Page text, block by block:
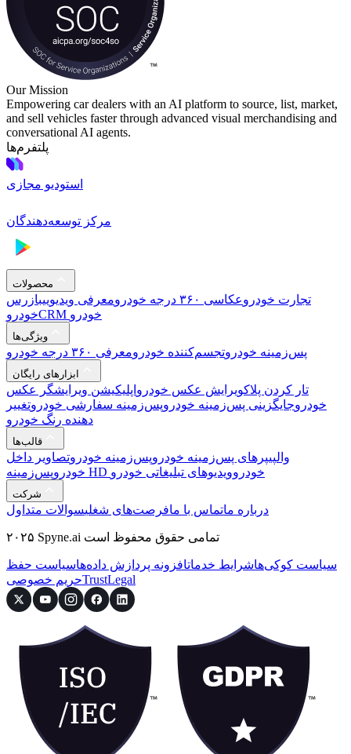
Our Mission
Empowering car dealers with an AI platform to source, list, market,
and sell vehicles faster through advanced visual merchandising and
conversational AI agents.
پلتفرم‌ها
استودیو مجازی
مرکز توسعه‌دهندگان
محصولات
تجارت خودروعکاسی ۳۶۰ درجه خودرو معرفی ویدیوییبازرس
خودرو
CRM خودرو
ویژگی‌ها
پس‌زمینه خودروتجسم‌کننده خودرومعرفی ۳۶۰ درجه خودرو
ابزارهای رایگان
تار کردن پلاکویرایش عکس خودرو اپلیکیشن ویرایشگر عکس
خودروجایگزینی پس‌زمینه خودروپس‌زمینه سفارشی خودروتغییر
دهنده رنگ خودرو
قالب‌ها
والپیپرهای پس‌زمینه خودروپس‌زمینه خودروتصاویر داخل
خودرو
پس‌زمینه HD خودروویدیوهای تبلیغاتی خودرو
شرکت
درباره ماتماس با مافرصت‌های شغلیسوالات متداول
۲۰۲۵ Spyne.ai تمامی حقوق محفوظ است
سیاست کوکی‌هاشرایط خدماتافزونه پردازش داده‌هاسیاست حفظ
حریم خصوصیTrustLegal